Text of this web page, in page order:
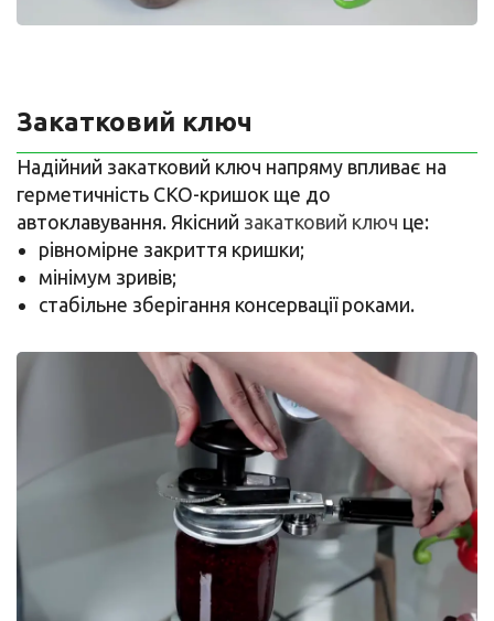
Закатковий ключ
Надійний закатковий ключ напряму впливає на
герметичність СКО-кришок ще до
автоклавування. Якісний закатковий ключ це:
рівномірне закриття кришки;
мінімум зривів;
стабільне зберігання консервації роками.